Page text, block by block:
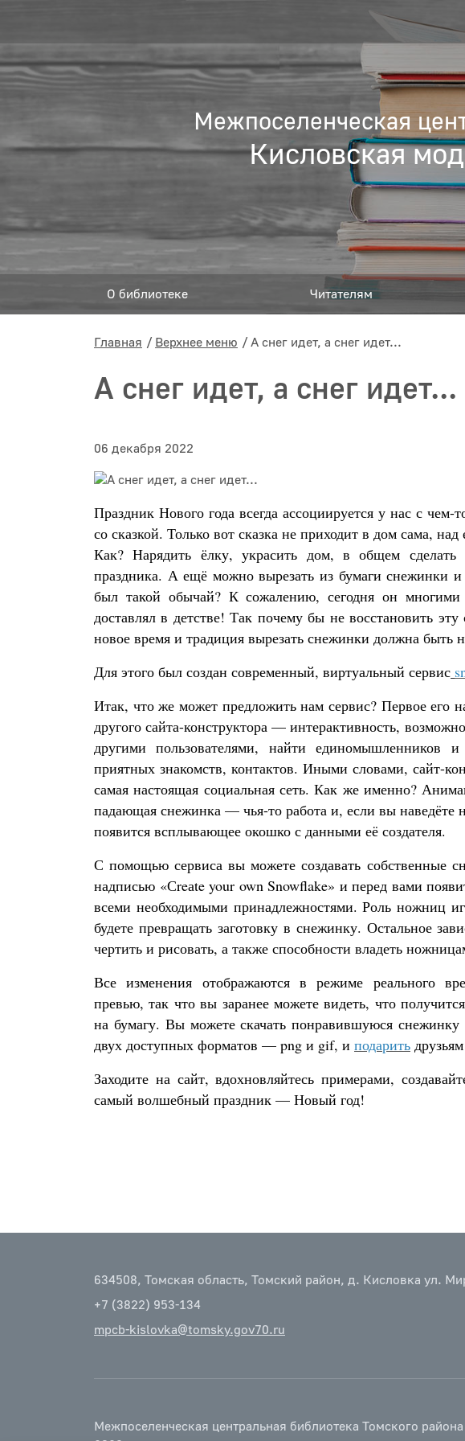
Межпоселенческая
Кисловская
О библиотеке Читателям
Главная Верхнее меню А снег идет, а снег идет...
А снег идет, а снег идет...
06 декабря 2022
Праздник Нового года всегда ассоциируется у нас с
со сказкой. Только вот сказка не приходит в дом сама,
Как? Нарядить ёлку, украсить дом, в общем сделать
праздника. А ещё можно вырезать из бумаги снежинки
был такой обычай? К сожалению, сегодня он многими
доставлял в детстве! Так почему бы не восстановить
новое время и традиция вырезать снежинки должна быть
Для этого был создан современный, виртуальный сервис
Итак, что же может предложить нам сервис? Первое его
другого сайта-конструктора — интерактивность,
другими пользователями, найти единомышленников
приятных знакомств, контактов. Иными словами, сайт-
самая настоящая социальная сеть. Как же именно?
падающая снежинка — чья-то работа и, если вы
появится всплывающее окошко с данными её создателя.
С помощью сервиса вы можете создавать собственные
надписью «Сreаte your own Snowflake» и перед вами
всеми необходимыми принадлежностями. Роль ножниц
будете превращать заготовку в снежинку. Остальное
чертить и рисовать, а также способности владеть
Все изменения отображаются в режиме реального
превью, так что вы заранее можете видеть, что
на бумагу. Вы можете скачать понравившуюся
двух доступных форматов — png и gif, и подарить
Заходите на сайт, вдохновляйтесь примерами,
самый волшебный праздник — Новый год!
634508, Томская область, Томский район, д. Кисловка ул.
+7 (3822) 953-134
mpcb-kislovka@tomsky.gov70.ru
Межпоселенческая центральная библиотека Томского